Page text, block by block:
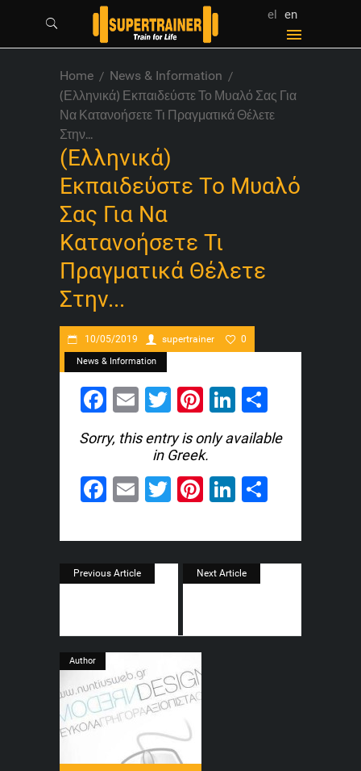
el en
Home
News & Information
(Ελληνικά) Εκπαιδεύστε Το Μυαλό Σας Για
Να Κατανοήσετε Τι Πραγματικά Θέλετε
Στην...
(Ελληνικά)
Εκπαιδεύστε Το Μυαλό
Σας Για Να
Κατανοήσετε Τι
Πραγματικά Θέλετε
Στην...
News & Information
10/05/2019 supertrainer 0
Facebook
EmailTwitter
Pinterest
LinkedIn
Sorry, this entry is only available
in Greek.
Facebook
EmailTwitter
Pinterest
LinkedIn
Previous Article Next Article
Author